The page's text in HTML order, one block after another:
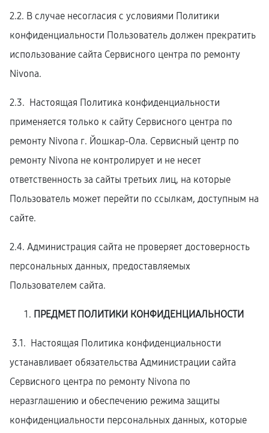
2.2. В случае несогласия с условиями Политики
конфиденциальности Пользователь должен прекратить
использование сайта Сервисного центра по ремонту
Nivona.
2.3. Настоящая Политика конфиденциальности
применяется только к сайту Сервисного центра по
ремонту Nivona г. Йошкар-Ола. Сервисный центр по
ремонту Nivona не контролирует и не несет
ответственность за сайты третьих лиц, на которые
Пользователь может перейти по ссылкам, доступным на
сайте.
2.4. Администрация сайта не проверяет достоверность
персональных данных, предоставляемых
Пользователем сайта.
ПРЕДМЕТ ПОЛИТИКИ КОНФИДЕНЦИАЛЬНОСТИ
3.1. Настоящая Политика конфиденциальности
устанавливает обязательства Администрации сайта
Сервисного центра по ремонту Nivona по
неразглашению и обеспечению режима защиты
конфиденциальности персональных данных, которые